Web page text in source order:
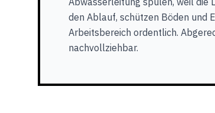
den Ablauf, schützen Böden und
Arbeitsbereich ordentlich.
nachvollziehbar.